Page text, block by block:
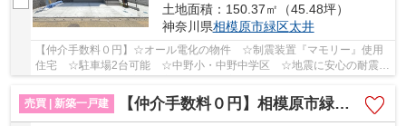
土地面積：150.37㎡（45.48坪）
神奈川県相模原市緑区太井
【仲介手数料０円】☆オール電化の物件 ☆制震装置『マモリー』使用
住宅 ☆駐車場2台可能 ☆中野小・中野中学区 ☆地震に安心の耐震等
級3 ☆省エネ基準適合住宅 ☆収納豊富な間取り♪ 【...
売買 | 新築一戸建
【仲介手数料０円】相模原市緑区相原6丁目 新築一戸建て 全3棟